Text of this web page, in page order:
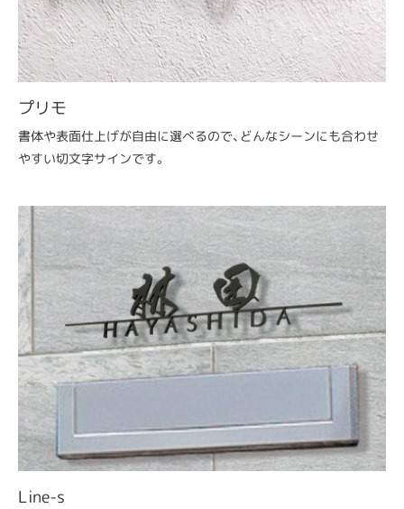
プリモ
書体や表面仕上げが自由に選べるので、どんなシーンにも合わせ
やすい切文字サインです。
Line-s